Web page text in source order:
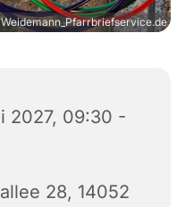
2027, 09:30 -
28, 14052